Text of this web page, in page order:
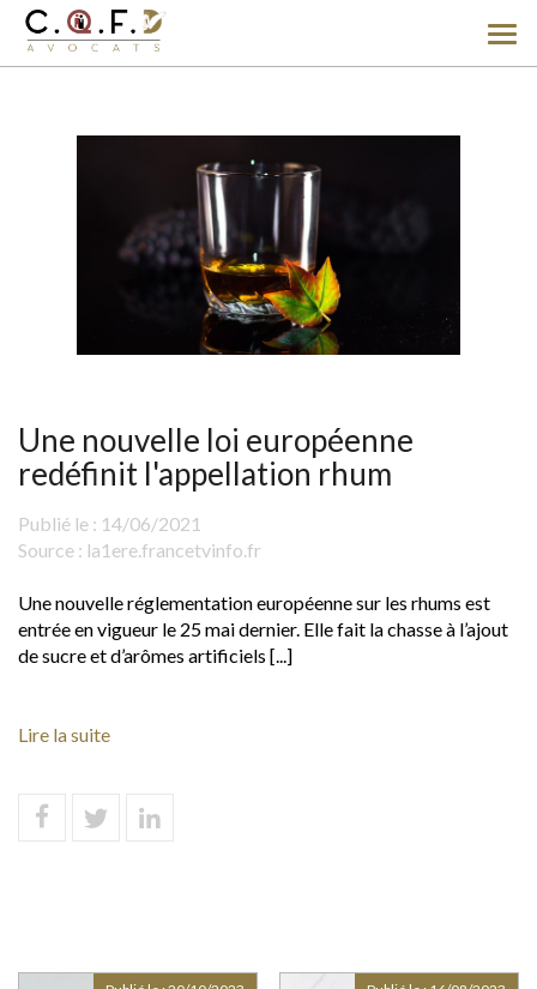
le
Une nouvelle loi européenne
redéfinit l'appellation rhum
Publié le : 14/06/2021
Source : la1ere.francetvinfo.fr
Une nouvelle réglementation européenne sur les rhums est
entrée en vigueur le 25 mai dernier. Elle fait la chasse à l’ajout
de sucre et d’arômes artificiels [...]
Lire la suite